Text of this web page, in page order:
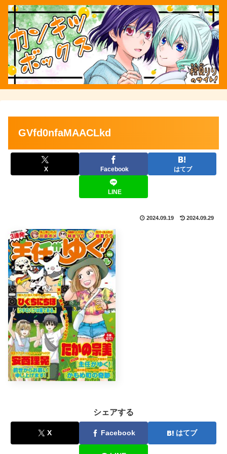
GVfd0nfaMAACLkd
X Facebook はてブ
LINE
2024.09.19 2024.09.29
シェアする
X Facebook はてブ